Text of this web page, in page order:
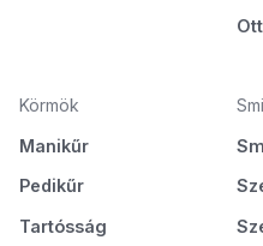
Körmök
Manikűr
Pedikűr
Tartósság